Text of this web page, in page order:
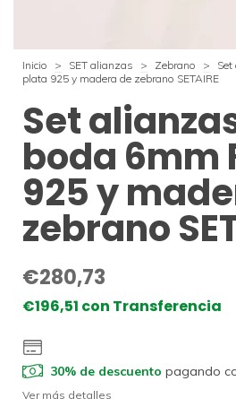
Inicio > SET alianzas > Zebrano >
plata 925 y madera de zebrano SETAIRE
Set
boda 6mm
925 y
zebrano
€280,73
€196,51 con Transferencia
30% de descuento pagando
Ver más detalles